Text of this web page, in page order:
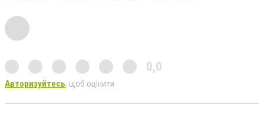
0,0
Авторизуйтесь, щоб оцінити